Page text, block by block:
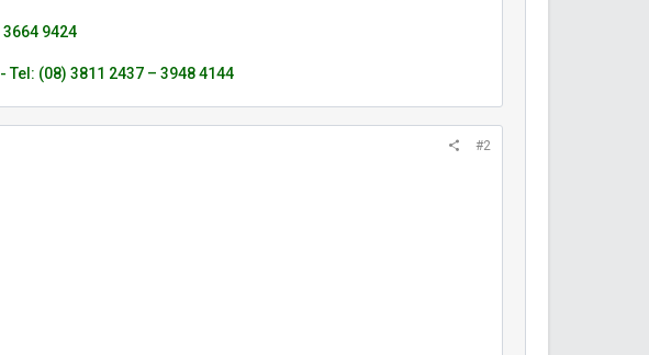
9424
Tel: (08) 3811 2437 – 3948 4144
#2